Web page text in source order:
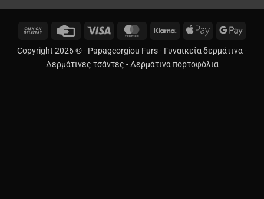
Cash
Delivery
Credit
Visa MasterCardKlarna
Apple
Copyright 2026 © - Papageorgiou Furs- Γυναικεία δερμάτινα-
Δερμάτινες τσάντες -Δερμάτινα πορτοφόλια